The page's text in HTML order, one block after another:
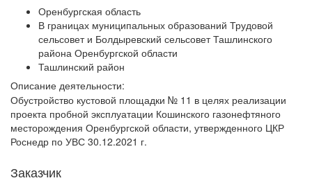
Оренбургская область
В границах муниципальных образований Трудовой
сельсовет и Болдыревский сельсовет Ташлинского
района Оренбургской области
Ташлинский район
Описание деятельности:
Обустройство кустовой площадки № 11 в целях реализации
проекта пробной эксплуатации Кошинского газонефтяного
месторождения Оренбургской области, утвержденного ЦКР
Роснедр по УВС 30.12.2021 г.
Заказчик